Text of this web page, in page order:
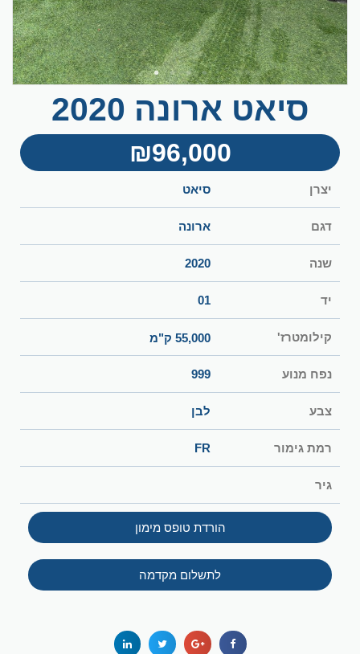
סיאט ארונה 2020
₪96,000
יצרן סיאט
דגם ארונה
שנה 2020
יד 01
קילומטרז' 55,000 ק"מ
נפח מנוע 999
צבע לבן
רמת גימור FR
גיר
הורדת טופס מימון
לתשלום מקדמה